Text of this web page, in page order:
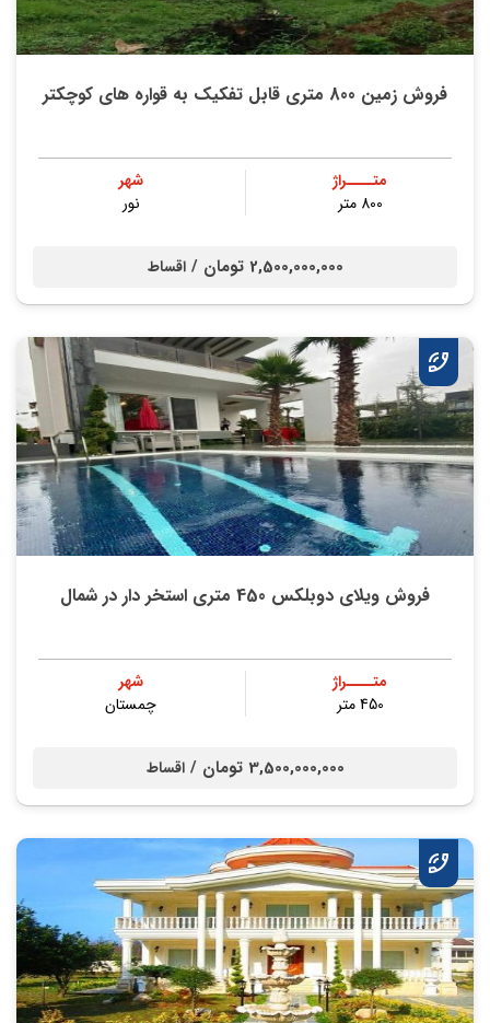
فروش زمین 800 متری قابل تفکیک به قواره های کوچکتر
متــــراژ
800 متر
شهر
نور
2,500,000,000 تومان / اقساط
فروش ویلای دوبلکس 450 متری استخر دار در شمال
متــــراژ
450 متر
شهر
چمستان
3,500,000,000 تومان / اقساط